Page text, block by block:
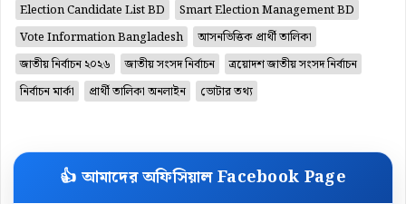
Election Candidate List BD
Smart Election Management BD
Vote Information Bangladesh
আসনভিত্তিক প্রার্থী তালিকা
জাতীয় নির্বাচন ২০২৬
জাতীয় সংসদ নির্বাচন
ত্রয়োদশ জাতীয় সংসদ নির্বাচন
নির্বাচন মার্কা
প্রার্থী তালিকা অনলাইন ভোটার তথ্য
👍 আমাদের অফিসিয়াল Facebook Page